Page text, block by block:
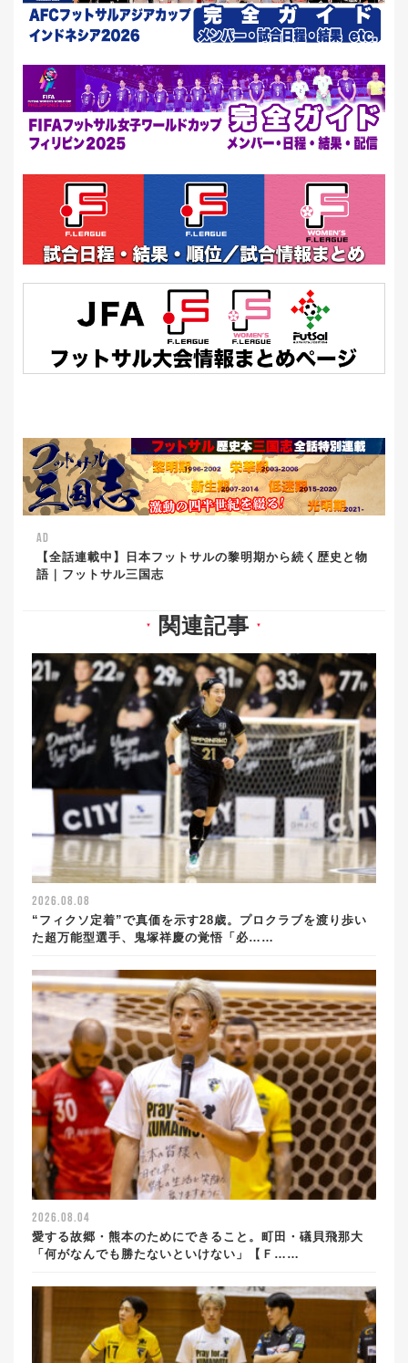
AD
【全話連載中】日本フットサルの黎明期から続く歴史と物
語｜フットサル三国志
▼ 関連記事 ▼
2026.08.08
“フィクソ定着”で真価を示す28歳。プロクラブを渡り歩い
た超万能型選手、鬼塚祥慶の覚悟「必……
2026.08.04
愛する故郷・熊本のためにできること。町田・礒貝飛那大
「何がなんでも勝たないといけない」【Ｆ……